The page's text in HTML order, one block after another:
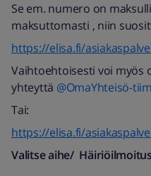
Se em. numero on
maksuttomasti , niin
https://elisa.fi/
Vaihtoehtoisesti voi myös
yhteyttä @OmaYhteisö-
Tai:
https://elisa.fi/
Valitse aihe/